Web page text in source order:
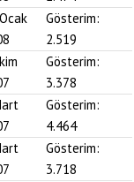
Gösterim:
2.519
Gösterim:
3.378
Gösterim:
4.464
Gösterim:
3.718